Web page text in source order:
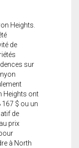
Heights.
de
sur
Heights ont
167 $ ou un
de
prix
à North